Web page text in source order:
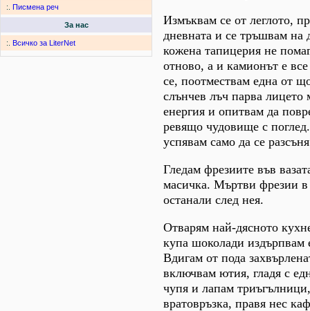
:. Писмена реч
За нас
:. Всичко за LiterNet
Измъквам се от леглото,
дневната и се тръшвам на
кожена тапицерия не
отново, а и камионът е
се, поотмествам една от
слънчев лъч парва
енергия и опитвам да
ревящо чудовище с
успявам само да се
Гледам фрезиите във
масичка. Мъртви фрезии в
останали след нея.
Отварям най-дясното
купа шоколади издърпвам
Вдигам от пода
включвам ютия, гладя с
чупя и лапам
вратовръзка, правя нес